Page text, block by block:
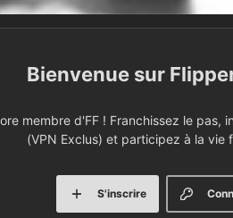
membre d'FF ! Franchissez le pas,
(VPN Exclus) et participez à la vie
S'inscrire